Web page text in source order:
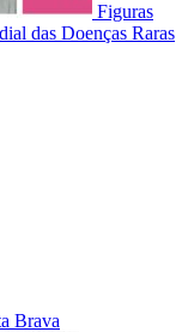
Figuras
das Doenças Raras
Brava